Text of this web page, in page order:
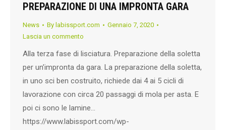
PREPARAZIONE DI UNA IMPRONTA GARA
News By labissport.com
Gennaio 7, 2020
Lascia un commento
Alla terza fase di lisciatura. Preparazione della soletta
per un’impronta da gara. La preparazione della soletta,
in uno sci ben costruito, richiede dai 4 ai 5 cicli di
lavorazione con circa 20 passaggi di mola per asta. E
poi ci sono le lamine…
https://www.labissport.com/wp-